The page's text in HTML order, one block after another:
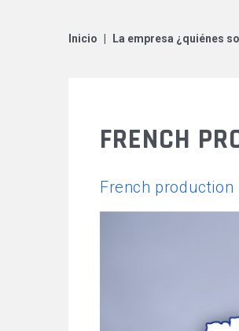
ACCESO LIGERO
ACCESOS ESPECIALES
ANDAMIOS FIJOS
transporte
Mantenimiento de aviones
inicio la empresa ¿quiénes
FRENCH
French